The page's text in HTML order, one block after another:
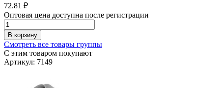
72.81 ₽
Оптовая цена доступна после регистрации
В корзину
Смотреть все товары группы
С этим товаром покупают
Артикул: 7149